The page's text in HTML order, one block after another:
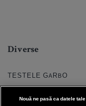
Diverse
TESTELE GARBO
HOROSCOP
Nouă ne pasă ca datele